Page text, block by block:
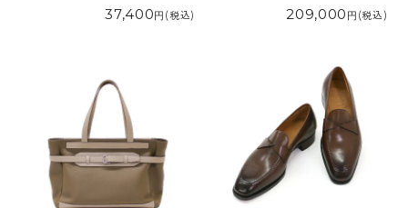
37,400 税込 209,000 税込